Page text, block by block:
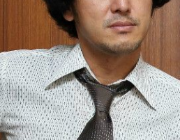
が初めて明かした日本代表監督に...
#三山凌輝 #高市早苗 #後藤真希
#亀和田武